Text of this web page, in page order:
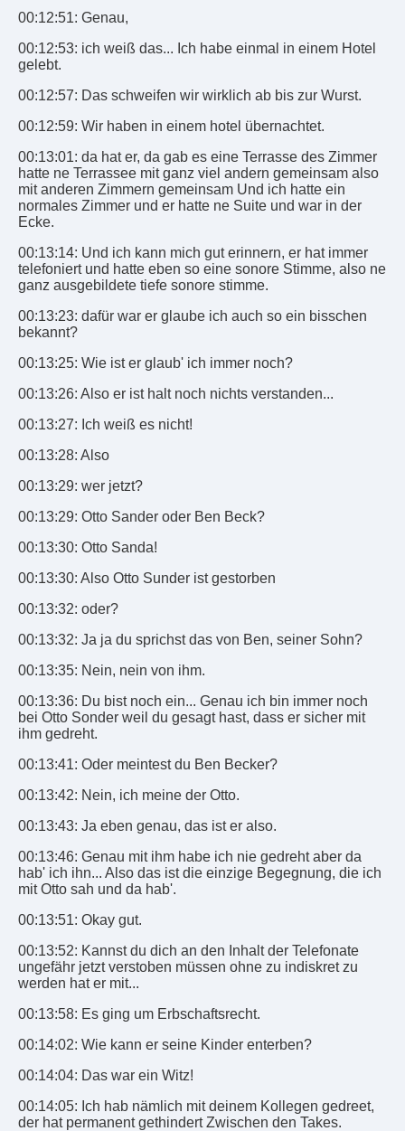
00:12:51: Genau,
00:12:53: ich weiß das... Ich habe einmal in einem Hotel
gelebt.
00:12:57: Das schweifen wir wirklich ab bis zur Wurst.
00:12:59: Wir haben in einem hotel übernachtet.
00:13:01: da hat er, da gab es eine Terrasse des Zimmer
hatte ne Terrassee mit ganz viel andern gemeinsam also
mit anderen Zimmern gemeinsam Und ich hatte ein
normales Zimmer und er hatte ne Suite und war in der
Ecke.
00:13:14: Und ich kann mich gut erinnern, er hat immer
telefoniert und hatte eben so eine sonore Stimme, also ne
ganz ausgebildete tiefe sonore stimme.
00:13:23: dafür war er glaube ich auch so ein bisschen
bekannt?
00:13:25: Wie ist er glaub' ich immer noch?
00:13:26: Also er ist halt noch nichts verstanden...
00:13:27: Ich weiß es nicht!
00:13:28: Also
00:13:29: wer jetzt?
00:13:29: Otto Sander oder Ben Beck?
00:13:30: Otto Sanda!
00:13:30: Also Otto Sunder ist gestorben
00:13:32: oder?
00:13:32: Ja ja du sprichst das von Ben, seiner Sohn?
00:13:35: Nein, nein von ihm.
00:13:36: Du bist noch ein... Genau ich bin immer noch
bei Otto Sonder weil du gesagt hast, dass er sicher mit
ihm gedreht.
00:13:41: Oder meintest du Ben Becker?
00:13:42: Nein, ich meine der Otto.
00:13:43: Ja eben genau, das ist er also.
00:13:46: Genau mit ihm habe ich nie gedreht aber da
hab' ich ihn... Also das ist die einzige Begegnung, die ich
mit Otto sah und da hab'.
00:13:51: Okay gut.
00:13:52: Kannst du dich an den Inhalt der Telefonate
ungefähr jetzt verstoben müssen ohne zu indiskret zu
werden hat er mit...
00:13:58: Es ging um Erbschaftsrecht.
00:14:02: Wie kann er seine Kinder enterben?
00:14:04: Das war ein Witz!
00:14:05: Ich hab nämlich mit deinem Kollegen gedreet,
der hat permanent gethindert Zwischen den Takes.